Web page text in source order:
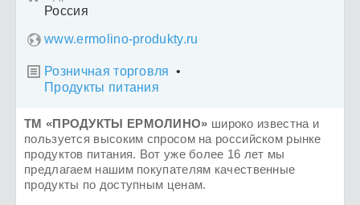
Россия
www.ermolino-produkty.ru
 Розничная торговля •
Продукты питания
ТМ «ПРОДУКТЫ ЕРМОЛИНО» широко известна и
пользуется высоким спросом на российском рынке
продуктов питания. Вот уже более 16 лет мы
предлагаем нашим покупателям качественные
продукты по доступным ценам.